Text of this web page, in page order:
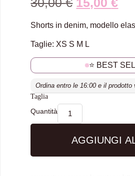
Shorts in denim, modello
Taglie: XS S M L
⭐ BEST
Ordina entro le 16:00 e il
Taglia
AGGIUNGI